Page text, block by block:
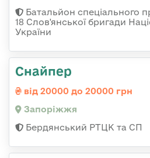
Батальйон спеціального
18 Слов'янської бригади
України
Снайпер
від 20000 до 20000 грн
Запоріжжя
Бердянський РТЦК та СП